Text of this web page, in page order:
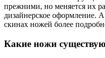
прежними, но меняется их
дизайнерское оформление.
скинах ножей более
Какие ножи